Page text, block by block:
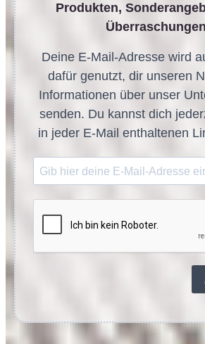
Produkten,
Deine E-Mail-Adresse wird
dafür genutzt, dir unseren
Informationen über unser
senden. Du kannst dich
in jeder E-Mail enthaltenen